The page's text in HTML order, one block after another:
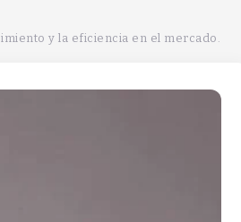
y la eficiencia en el mercado.